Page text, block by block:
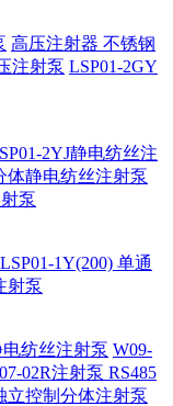
高压注射器 不锈钢
注射泵 LSP01-2GY
2YJ静电纺丝注
体静电纺丝注射泵
泵
LSP01-1Y(200) 单通
射泵
电纺丝注射泵 W09-
02R注射泵 RS485
立控制分体注射泵